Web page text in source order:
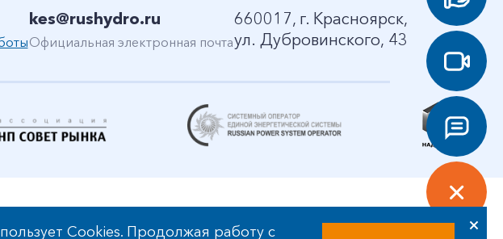
kes@rushydro.ru
Официальная электронная почта
660017, г. Красноярск,
ул. Дубровинского, 43
Cookies. Продолжая работу с